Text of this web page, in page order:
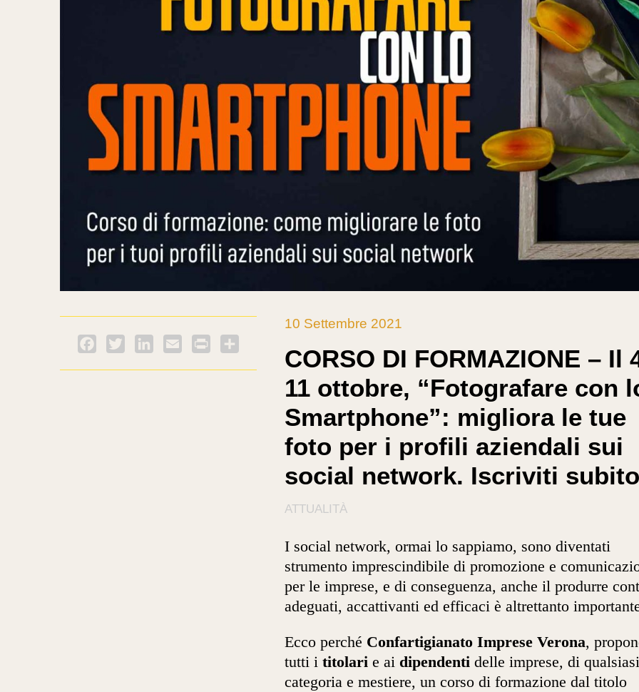
Facebook
Twitter LinkedInEmail PrintFriendly
10 Settembre 2021
CORSO DI FORMAZIONE – Il
11 ottobre, “Fotografare con
Smartphone”: migliora le tue
foto per i profili aziendali sui
social network. Iscriviti subito
ATTUALITÀ
I social network, ormai lo sappiamo, sono diventati
strumento imprescindibile di promozione e
per le imprese, e di conseguenza, anche il produrre
adeguati, accattivanti ed efficaci è altrettanto
Ecco perché Confartigianato Imprese Verona,
tutti i titolari e ai dipendenti delle imprese, di qualsiasi
categoria e mestiere, un corso di formazione dal titolo